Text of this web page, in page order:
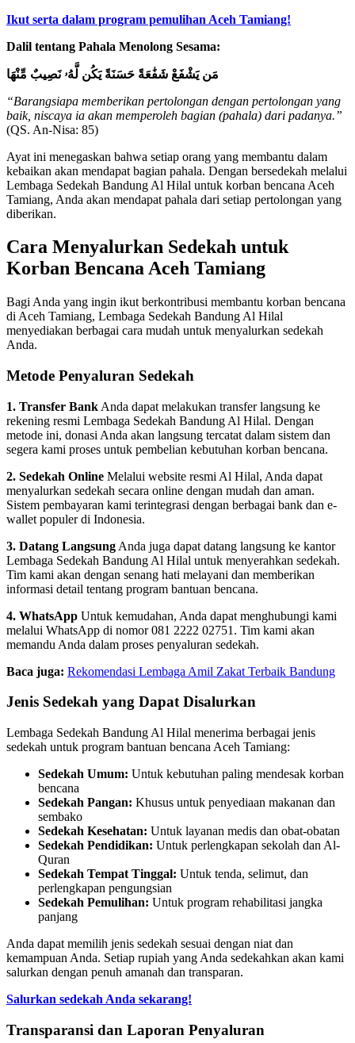
Ikut serta dalam program pemulihan Aceh Tamiang!
Dalil tentang Pahala Menolong Sesama:
مَن يَشْفَعْ شَفَٰعَةً حَسَنَةً يَكُن لَّهُۥ نَصِيبٌ مِّنْهَا
“Barangsiapa memberikan pertolongan dengan pertolongan yang
baik, niscaya ia akan memperoleh bagian (pahala) dari padanya.”
(QS. An-Nisa: 85)
Ayat ini menegaskan bahwa setiap orang yang membantu dalam
kebaikan akan mendapat bagian pahala. Dengan bersedekah melalui
Lembaga Sedekah Bandung Al Hilal untuk korban bencana Aceh
Tamiang, Anda akan mendapat pahala dari setiap pertolongan yang
diberikan.
Cara Menyalurkan Sedekah untuk
Korban Bencana Aceh Tamiang
Bagi Anda yang ingin ikut berkontribusi membantu korban bencana
di Aceh Tamiang, Lembaga Sedekah Bandung Al Hilal
menyediakan berbagai cara mudah untuk menyalurkan sedekah
Anda.
Metode Penyaluran Sedekah
1. Transfer Bank Anda dapat melakukan transfer langsung ke
rekening resmi Lembaga Sedekah Bandung Al Hilal. Dengan
metode ini, donasi Anda akan langsung tercatat dalam sistem dan
segera kami proses untuk pembelian kebutuhan korban bencana.
2. Sedekah Online Melalui website resmi Al Hilal, Anda dapat
menyalurkan sedekah secara online dengan mudah dan aman.
Sistem pembayaran kami terintegrasi dengan berbagai bank dan e-
wallet populer di Indonesia.
3. Datang Langsung Anda juga dapat datang langsung ke kantor
Lembaga Sedekah Bandung Al Hilal untuk menyerahkan sedekah.
Tim kami akan dengan senang hati melayani dan memberikan
informasi detail tentang program bantuan bencana.
4. WhatsApp Untuk kemudahan, Anda dapat menghubungi kami
melalui WhatsApp di nomor 081 2222 02751. Tim kami akan
memandu Anda dalam proses penyaluran sedekah.
Baca juga: Rekomendasi Lembaga Amil Zakat Terbaik Bandung
Jenis Sedekah yang Dapat Disalurkan
Lembaga Sedekah Bandung Al Hilal menerima berbagai jenis
sedekah untuk program bantuan bencana Aceh Tamiang:
Sedekah Umum: Untuk kebutuhan paling mendesak korban
bencana
Sedekah Pangan: Khusus untuk penyediaan makanan dan
sembako
Sedekah Kesehatan: Untuk layanan medis dan obat-obatan
Sedekah Pendidikan: Untuk perlengkapan sekolah dan Al-
Quran
Sedekah Tempat Tinggal: Untuk tenda, selimut, dan
perlengkapan pengungsian
Sedekah Pemulihan: Untuk program rehabilitasi jangka
panjang
Anda dapat memilih jenis sedekah sesuai dengan niat dan
kemampuan Anda. Setiap rupiah yang Anda sedekahkan akan kami
salurkan dengan penuh amanah dan transparan.
Salurkan sedekah Anda sekarang!
Transparansi dan Laporan Penyaluran